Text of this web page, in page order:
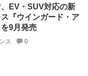
EV・SUV対応の新
『ウインガード・ア
9月発売
ス 0